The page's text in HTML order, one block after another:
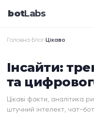
botLabs
Головна›Блог›Цікаво
Інсайти:
та
Цікаві факти, аналітика
штучний інтелект, чат-